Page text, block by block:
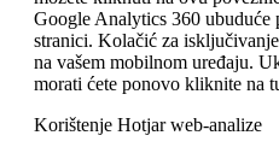
Google Analytics 360
stranici. Kolačić za
na vašem mobilnom uređaju.
morati ćete ponovo kliknite na
Korištenje Hotjar web-analize